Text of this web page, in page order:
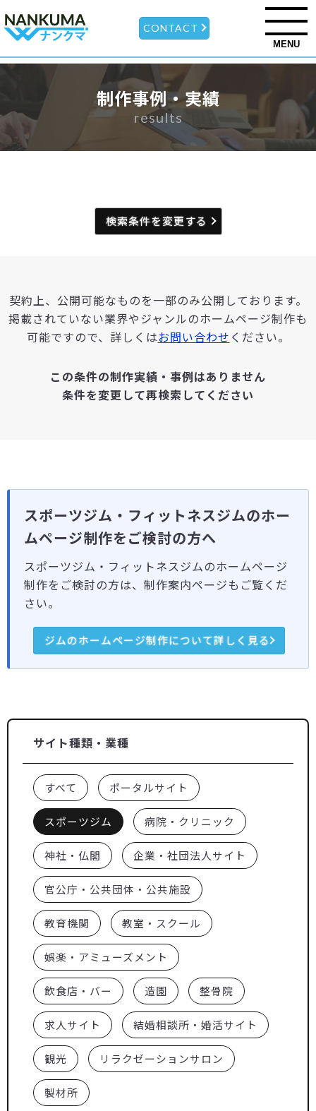
CONTACT
MENU
制作事例・実績
results
検索条件を変更する
契約上、公開可能なものを一部のみ公開しております。
掲載されていない業界やジャンルのホームページ制作も
可能ですので、詳しくはお問い合わせ ください。
この条件の制作実績・事例はありません
条件を変更して再検索してください
スポーツジム・フィットネスジムのホー
ムページ制作をご検討の方へ
スポーツジム・フィットネスジムのホームページ
制作をご検討の方は、制作案内ページもご覧くだ
さい。
ジムのホームページ制作について詳しく見る
サイト種類・業種
すべて ポータルサイト
スポーツジム 病院・クリニック
神社・仏閣 企業・社団法人サイト
官公庁・公共団体・公共施設
教育機関 教室・スクール
娯楽・アミューズメント
飲食店・バー 造園 整骨院
求人サイト 結婚相談所・婚活サイト
観光 リラクゼーションサロン
製材所